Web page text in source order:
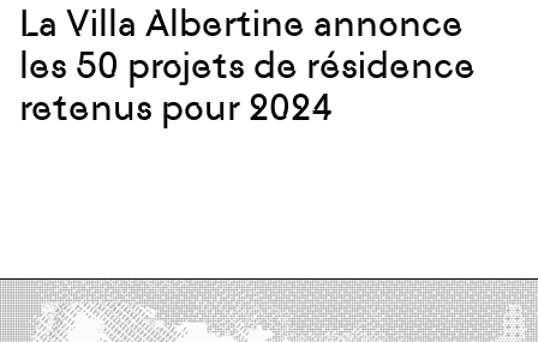
La Villa Albertine annonce
les 50 projets de résidence
retenus pour 2024